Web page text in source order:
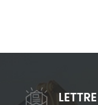
LETTRE